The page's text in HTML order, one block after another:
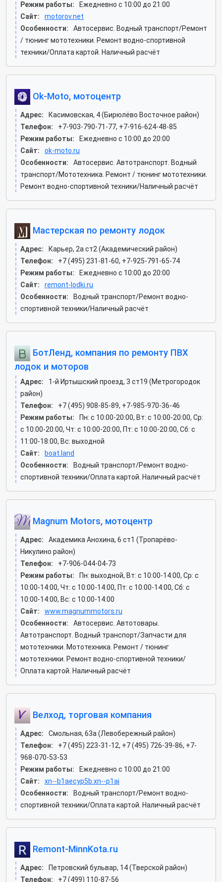
Режим работы:
Ежедневно с 10:00 до 21:00
Сайт:
motorov.net
Особенности:
Автосервис. Водный транспорт/Ремонт
/ тюнинг мототехники. Ремонт водно-спортивной
техники/Оплата картой. Наличный расчёт
Ok-Moto, мотоцентр
Адрес:
Касимовская, 4 (Бирюлёво Восточное район)
Телефон:
+7-903-790-71-77, +7-916-624-48-85
Режим работы:
Ежедневно с 10:00 до 20:00
Сайт:
ok-moto.ru
Особенности:
Автосервис. Автотранспорт. Водный
транспорт/Мототехника. Ремонт / тюнинг мототехники.
Ремонт водно-спортивной техники/Наличный расчёт
Мастерская по ремонту лодок
Адрес:
Карьер, 2а ст2 (Академический район)
Телефон:
+7 (495) 231-81-60, +7-925-791-65-74
Режим работы:
Ежедневно с 10:00 до 20:00
Сайт:
remont-lodki.ru
Особенности:
Водный транспорт/Ремонт водно-
спортивной техники/Наличный расчёт
БотЛенд, компания по ремонту ПВХ
лодок и моторов
Адрес:
1-й Иртышский проезд, 3 ст19 (Метрогородок
район)
Телефон:
+7 (495) 908-85-89, +7-985-970-36-46
Режим работы:
Пн: c 10:00-20:00, Вт: c 10:00-20:00, Ср:
c 10:00-20:00, Чт: c 10:00-20:00, Пт: c 10:00-20:00, Сб: c
11:00-18:00, Вс: выходной
Сайт:
boat.land
Особенности:
Водный транспорт/Ремонт водно-
спортивной техники/Оплата картой. Наличный расчёт
Magnum Motors, мотоцентр
Адрес:
Академика Анохина, 6 ст1 (Тропарёво-
Никулино район)
Телефон:
+7-906-044-04-73
Режим работы:
Пн: выходной, Вт: c 10:00-14:00, Ср: c
10:00-14:00, Чт: c 10:00-14:00, Пт: c 10:00-14:00, Сб: c
10:00-14:00, Вс: c 10:00-14:00
Сайт:
www.magnummotors.ru
Особенности:
Автосервис. Автотовары.
Автотранспорт. Водный транспорт/Запчасти для
мототехники. Мототехника. Ремонт / тюнинг
мототехники. Ремонт водно-спортивной техники/
Оплата картой. Наличный расчёт
Велход, торговая компания
Адрес:
Смольная, 63а (Левобережный район)
Телефон:
+7 (495) 223-31-12, +7 (495) 726-39-86, +7-
968-070-53-53
Режим работы:
Ежедневно с 10:00 до 21:00
Сайт:
xn--b1aecyp5b.xn--p1ai
Особенности:
Водный транспорт/Ремонт водно-
спортивной техники/Оплата картой. Наличный расчёт
Remont-MinnKota.ru
Адрес:
Петровский бульвар, 14 (Тверской район)
Телефон:
+7 (499) 110-87-56